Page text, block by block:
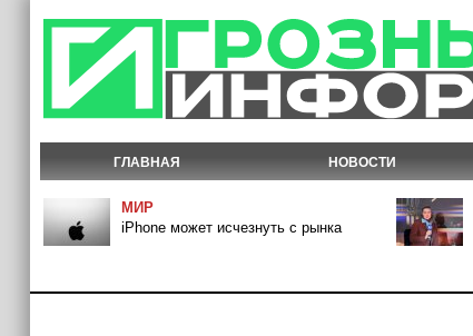
ГЛАВНАЯ НОВОСТИ
МИР
iPhone может исчезнуть с рынка